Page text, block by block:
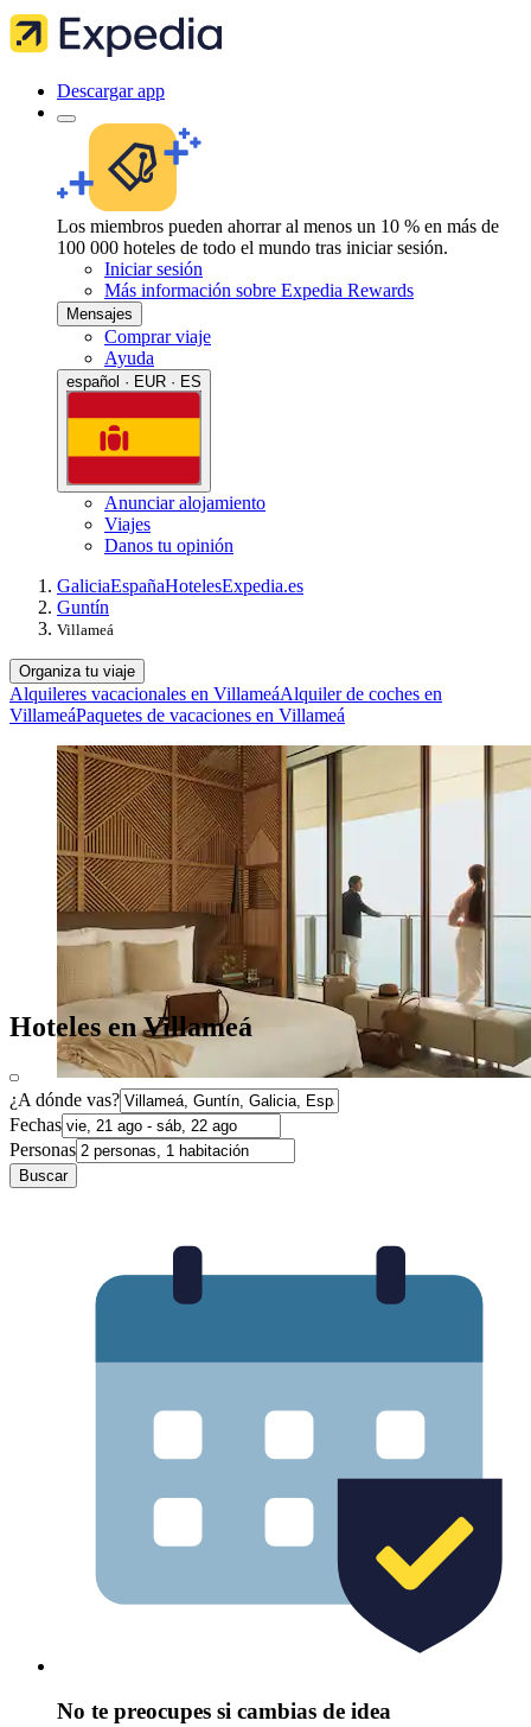
Descargar app
Los miembros pueden ahorrar al menos un 10 % en más de
100 000 hoteles de todo el mundo tras iniciar sesión.
Iniciar sesión
Más información sobre Expedia Rewards
Mensajes
Comprar viaje
Ayuda
español · EUR · ES
Anunciar alojamiento
Viajes
Danos tu opinión
GaliciaEspañaHotelesExpedia.es
Guntín
Villameá
Organiza tu viaje
Alquileres vacacionales en VillameáAlquiler de coches en
VillameáPaquetes de vacaciones en Villameá
Hoteles en Villameá
¿A dónde vas?
Fechas
Personas
Buscar
No te preocupes si cambias de idea